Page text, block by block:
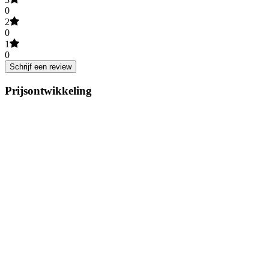
0
2
0
1
0
Schrijf een review
Prijsontwikkeling